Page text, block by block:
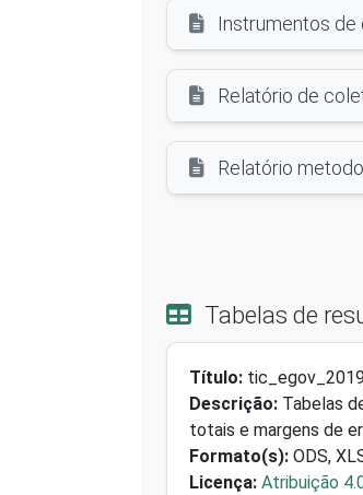
Instrumentos de
Relatório de
Relatório
Tabelas de
Título:
Descrição: Tabelas
totais e margens de
Formato(s): ODS,
Licença: Atribuição